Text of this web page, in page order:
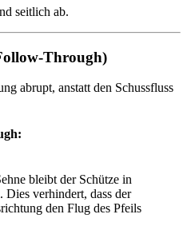
seitlich ab.
Through)
abrupt, anstatt den Schussfluss
bleibt der Schütze in
Dies verhindert, dass der
den Flug des Pfeils